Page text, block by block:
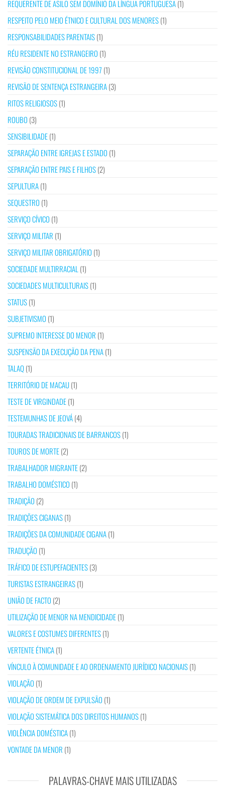
REQUERENTE DE ASILO SEM DOMÍNIO DA LÍNGUA PORTUGUESA(1)
RESPEITO PELO MEIO ÉTNICO E CULTURAL DOS MENORES(1)
RESPONSABILIDADES PARENTAIS(1)
RÉU RESIDENTE NO ESTRANGEIRO (1)
REVISÃO CONSTITUCIONAL DE 1997 (1)
REVISÃO DE SENTENÇA ESTRANGEIRA(3)
RITOS RELIGIOSOS(1)
ROUBO (3)
SENSIBILIDADE(1)
SEPARAÇÃO ENTRE IGREJAS E ESTADO (1)
SEPARAÇÃO ENTRE PAIS E FILHOS(2)
SEPULTURA(1)
SEQUESTRO (1)
SERVIÇO CÍVICO (1)
SERVIÇO MILITAR (1)
SERVIÇO MILITAR OBRIGATÓRIO (1)
SOCIEDADE MULTIRRACIAL (1)
SOCIEDADES MULTICULTURAIS(1)
STATUS(1)
SUBJETIVISMO (1)
SUPREMO INTERESSE DO MENOR (1)
SUSPENSÃO DA EXECUÇÃO DA PENA(1)
TALAQ(1)
TERRITÓRIO DE MACAU(1)
TESTE DE VIRGINDADE(1)
TESTEMUNHAS DE JEOVÁ(4)
TOURADAS TRADICIONAIS DE BARRANCOS(1)
TOUROS DE MORTE(2)
TRABALHADOR MIGRANTE(2)
TRABALHO DOMÉSTICO (1)
TRADIÇÃO (2)
TRADIÇÕES CIGANAS(1)
TRADIÇÕES DA COMUNIDADE CIGANA(1)
TRADUÇÃO (1)
TRÁFICO DE ESTUPEFACIENTES(3)
TURISTAS ESTRANGEIRAS(1)
UNIÃO DE FACTO (2)
UTILIZAÇÃO DE MENOR NA MENDICIDADE(1)
VALORES E COSTUMES DIFERENTES(1)
VERTENTE ÉTNICA(1)
VÍNCULO À COMUNIDADE E AO ORDENAMENTO JURÍDICO NACIONAIS(1)
VIOLAÇÃO (1)
VIOLAÇÃO DE ORDEM DE EXPULSÃO (1)
VIOLAÇÃO SISTEMÁTICA DOS DIREITOS HUMANOS(1)
VIOLÊNCIA DOMÉSTICA(1)
VONTADE DA MENOR (1)
PALAVRAS-CHAVE MAIS UTILIZADAS